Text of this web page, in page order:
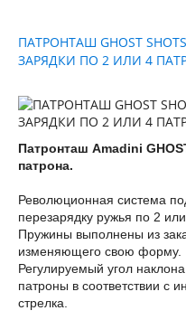
ПАТРОНТАШ GHOST
ЗАРЯДКИ ПО 2 ИЛИ 4
Патронташ Amadini
патрона.
Революционная система
перезарядку ружья по 2
Пружины выполнены из
изменяющего свою форму.
Регулируемый угол
патроны в соответствии с
стрелка.